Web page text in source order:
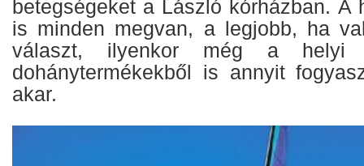
betegségeket a László kórházban. A
is minden megvan, a legjobb, ha
választ, ilyenkor még a
dohánytermékekből is annyit
akar.